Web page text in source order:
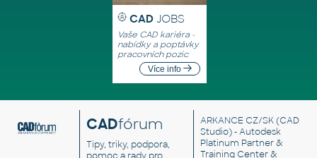
CAD JOBS
Vaše CAD kariéra -
nabídky a poptávky
pracovních pozic
Více info
CADfórum
Tipy, triky, podpora,
ARKANCE CZ/SK(CAD
Studio) - Autodesk
Platinum Partner &
Training Center &